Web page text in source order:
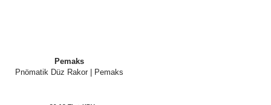
Pemaks
Pnömatik Düz Rakor | Pemaks